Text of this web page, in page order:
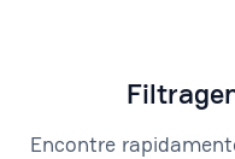
Encontre